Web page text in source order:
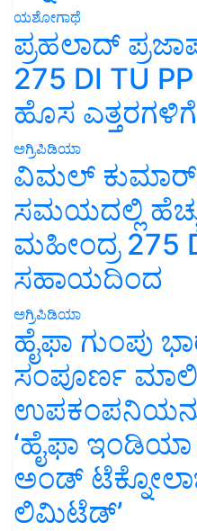
ಯಶೋಗಾಥೆ
ಪ್ರಹಲಾದ್
275 DI TU
ಹೊಸ ಎತ್ತರಗಳಿಗೆ
ಅಗ್ರಿಪಿಡಿಯಾ
ವಿಮಲ್
ಸಮಯದಲ್ಲಿ
ಮಹೀಂದ್ರ 275
ಸಹಾಯದಿಂದ
ಅಗ್ರಿಪಿಡಿಯಾ
ಹೈಫಾ ಗುಂಪು
ಸಂಪೂರ್ಣ
‘ಹೈಫಾ
ಅಂಡ್
ಲಿಮಿಟೆಡ್’